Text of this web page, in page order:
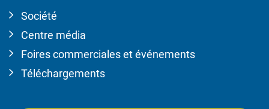
Société
Centre média
Foires commerciales et événements
Téléchargements